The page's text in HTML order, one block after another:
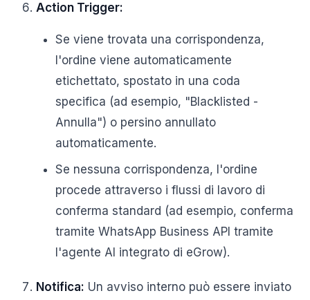
Action Trigger:
Se viene trovata una corrispondenza,
l'ordine viene automaticamente
etichettato, spostato in una coda
specifica (ad esempio, "Blacklisted -
Annulla") o persino annullato
automaticamente.
Se nessuna corrispondenza, l'ordine
procede attraverso i flussi di lavoro di
conferma standard (ad esempio, conferma
tramite WhatsApp Business API tramite
l'agente AI integrato di eGrow).
Notifica: Un avviso interno può essere inviato